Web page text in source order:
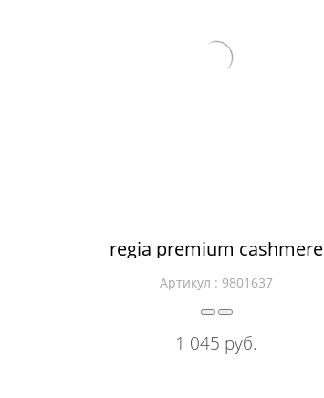
regia premium cashmere
Артикул : 9801637
1 045 руб.